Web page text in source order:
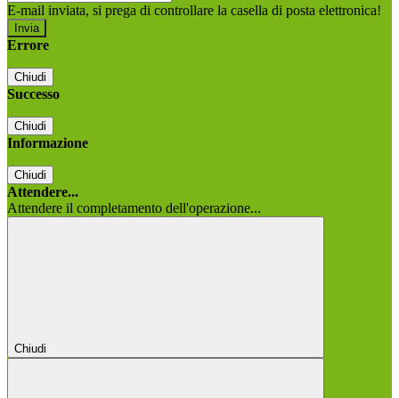
E-mail inviata, si prega di controllare la casella di posta elettronica!
Errore
Chiudi
Successo
Chiudi
Informazione
Chiudi
Attendere...
Attendere il completamento dell'operazione...
Chiudi